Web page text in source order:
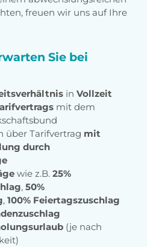
freuen wir uns auf Ihre
Sie bei
in Vollzeit
mit dem
über Tarifvertrag mit
durch
wie z.B. 25%
, 50%
, 100% Feiertagszuschlag
(je nach